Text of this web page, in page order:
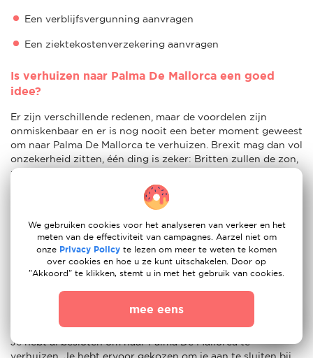
Een verblijfsvergunning aanvragen
Een ziektekostenverzekering aanvragen
Is verhuizen naar Palma De Mallorca een goed
idee?
Er zijn verschillende redenen, maar de voordelen zijn
onmiskenbaar en er is nog nooit een beter moment geweest
om naar Palma De Mallorca te verhuizen. Brexit mag dan vol
onzekerheid zitten, één ding is zeker: Britten zullen de zon,
zee en cultuur van Palma De Mallorca altijd blijven
gewenste levensstijlaanpassingen biedt voor vertrekkende
Britten. Dingen waar we waarde aan hechten, cruciale
dingen zoals gezondheidszorg, levenskwaliteit en cultuur
zijn allemaal onderdelen van het leven in Palma De Mallorca,
Klaar voor je verhuizing naar Palma De Mallorca?
Je hebt al besloten om naar Palma De Mallorca te
verhuizen. Je hebt ervoor gekozen om je aan te sluiten bij
We gebruiken cookies voor het analyseren van verkeer en het
meten van de effectiviteit van campagnes. Aarzel niet om
onze Privacy Policy te lezen om meer te weten te komen
over cookies en hoe u ze kunt uitschakelen. Door op
"Akkoord" te klikken, stemt u in met het gebruik van cookies.
mee eens